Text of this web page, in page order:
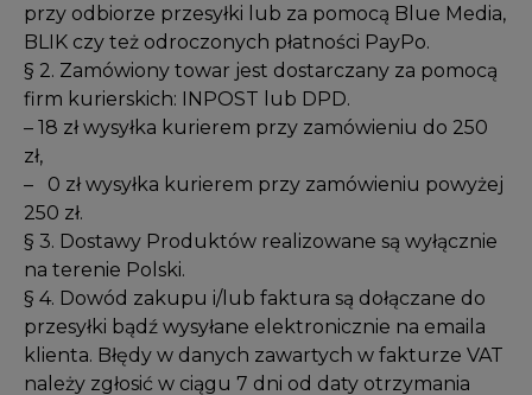
przy odbiorze przesyłki lub za pomocą Blue Media,
BLIK czy też odroczonych płatności PayPo.
§ 2. Zamówiony towar jest dostarczany za pomocą
firm kurierskich: INPOST lub DPD.
– 18 zł wysyłka kurierem przy zamówieniu do 250
zł,
– 0 zł wysyłka kurierem przy zamówieniu powyżej
250 zł.
§ 3. Dostawy Produktów realizowane są wyłącznie
na terenie Polski.
§ 4. Dowód zakupu i/lub faktura są dołączane do
przesyłki bądź wysyłane elektronicznie na emaila
klienta. Błędy w danych zawartych w fakturze VAT
należy zgłosić w ciągu 7 dni od daty otrzymania